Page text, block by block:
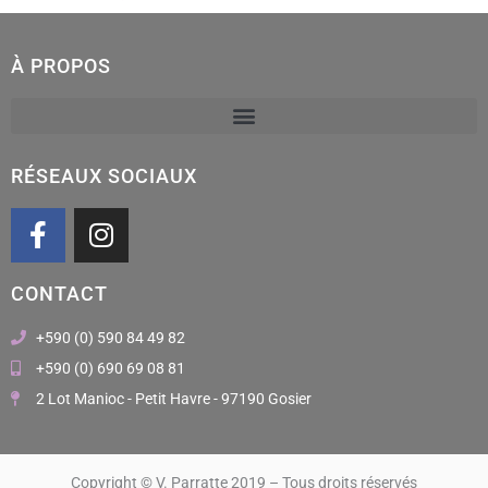
À PROPOS
RÉSEAUX SOCIAUX
F
a
e
b
o
o
k
I
n
t
a
g
r
a
CONTACT
+590 (0) 590 84 49 82
+590 (0) 690 69 08 81
2 Lot Manioc - Petit Havre - 97190 Gosier
Copyright © V. Parratte 2019 – Tous droits réservés